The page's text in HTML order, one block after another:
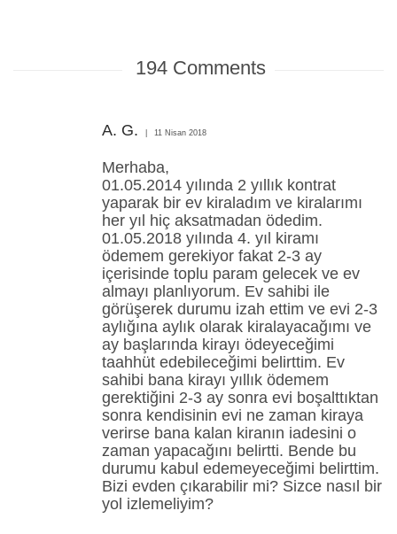
194 Comments
A. G. 11 Nisan 2018
Merhaba,
01.05.2014 yılında 2 yıllık kontrat
yaparak bir ev kiraladım ve kiralarımı
her yıl hiç aksatmadan ödedim.
01.05.2018 yılında 4. yıl kiramı
ödemem gerekiyor fakat 2-3 ay
içerisinde toplu param gelecek ve ev
almayı planlıyorum. Ev sahibi ile
görüşerek durumu izah ettim ve evi 2-3
aylığına aylık olarak kiralayacağımı ve
ay başlarında kirayı ödeyeceğimi
taahhüt edebileceğimi belirttim. Ev
sahibi bana kirayı yıllık ödemem
gerektiğini 2-3 ay sonra evi boşalttıktan
sonra kendisinin evi ne zaman kiraya
verirse bana kalan kiranın iadesini o
zaman yapacağını belirtti. Bende bu
durumu kabul edemeyeceğimi belirttim.
Bizi evden çıkarabilir mi? Sizce nasıl bir
yol izlemeliyim?